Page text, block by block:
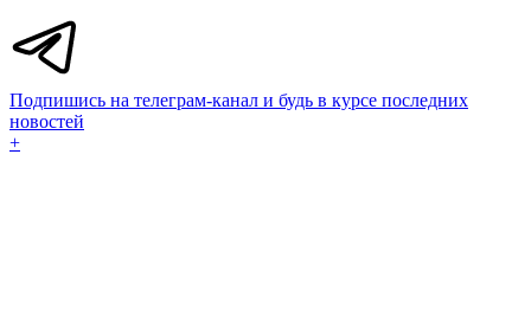
Подпишись на телеграм-канал и будь в курсе последних
новостей
+